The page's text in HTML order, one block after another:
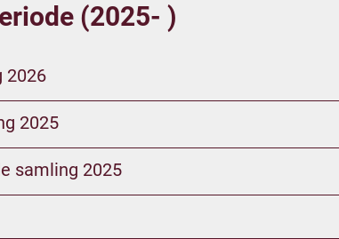
(2025- )
2026
2025
samling 2025